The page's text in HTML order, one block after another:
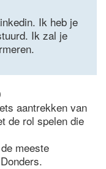
Ik heb je
Ik zal je
aantrekken van
de rol spelen die
meeste